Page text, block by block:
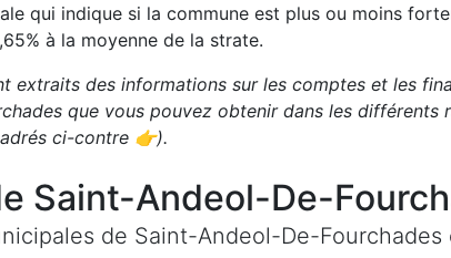
qui indique si la commune est plus ou moins
% à la moyenne de la strate.
extraits des informations sur les comptes et les
que vous pouvez obtenir dans les différents
ci-contre 👉).
Saint-Andeol-De-
de Saint-Andeol-De-Fourchades